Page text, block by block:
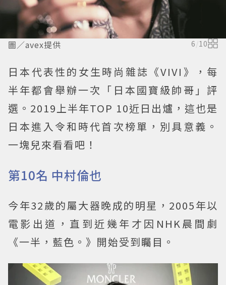
圖／avex提供 6/10
日本代表性的女生時尚雜誌《VIVI》，每
半年都會舉辦一次「日本國寶級帥哥」評
選。2019上半年TOP 10近日出爐，這也是
日本進入令和時代首次榜單，別具意義。
一塊兒來看看吧！
第10名 中村倫也
今年32歲的屬大器晚成的明星，2005年以
電影出道，直到近幾年才因NHK晨間劇
《一半，藍色。》開始受到矚目。